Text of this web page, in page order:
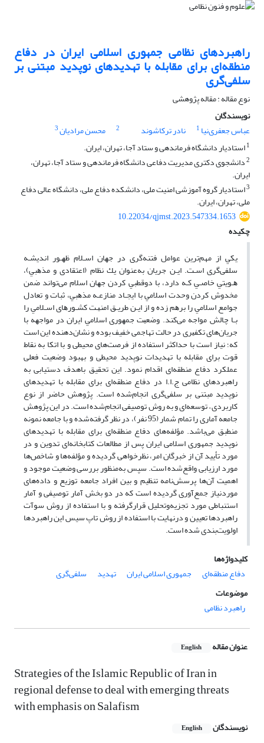
راهبردهای نظامی جمهوری اسلامی ایران در دفاع
منطقه‌ای برای مقابله با تهدیدهای نوپدید مبتنی بر
سلفی‌گری
نوع مقاله : مقاله پژوهشی
نویسندگان
عباس جعفری‌نیا 1 نادر ترکاشوند 2 محسن مرادیان3
1استادیار دانشگاه فرماندهی و ستاد آجا، تهران، ایران.
2دانشجوی دکتری مدیریت دفاعی دانشگاه فرماندهی و ستاد آجا، تهران،
ایران.
3استادیار گروه آموزشی امنیت ملی، دانشکده دفاع ملی، دانشگاه عالی دفاع
ملی، تهران، ایران.
10.22034/qjmst.2023.547334.1653
چکیده
ﻳﻜﻲ از مهم‌ترین ﻋﻮاﻣﻞ فتنه‌گری در ﺟﻬﺎن اﺳـﻼم ﻇﻬـﻮر اﻧﺪﻳﺸـﻪ
سلفی‌گری اﺳـﺖ. اﻳـﻦ ﺟﺮﻳﺎن به‌عنوان ﻳﻚ ﻧﻈﺎم (اﻋﺘﻘﺎدی و ﻣﺬﻫﺒﻲ)،
ﻫـﻮﻳﺘﻲ ﺧﺎﺻـﻲ ﻛـﻪ دارد، ﺑﺎ دوﻗﻄﺒﻲ ﻛﺮدن ﺟﻬﺎن اﺳﻼم می‌تواند ﺿﻤﻦ
ﻣﺨﺪوش ﻛﺮدن وﺣﺪت اﺳﻼﻣﻲ ﺑﺎ اﻳﺠـﺎد ﻣﻨﺎزﻋـﻪ ﻣﺬﻫﺒﻲ، ﺛﺒﺎت و ﺗﻌﺎدل
ﺟﻮاﻣﻊ اﺳﻼﻣﻲ را ﺑﺮﻫﻢ زده و از اﻳـﻦ ﻃﺮﻳـﻖ اﻣﻨﻴـﺖ ﻛﺸـﻮرﻫﺎی اﺳـﻼﻣﻲ را
ﺑـﺎ ﭼﺎﻟﺶ ﻣﻮاﺟﻪ می‌کند. وﺿﻌﻴﺖ ﺟﻤﻬﻮری اﺳﻼﻣﻲ اﻳﺮان در ﻣﻮاﺟﻬﻪ ﺑﺎ
جریان‌های ﺗﻜﻔﻴﺮی در حالت تهاجمی خفیف بوده و نشان‌دهنده‌ این است
که؛ نیاز است با حداکثر استفاده از فرصت‌های محیطی و با اتکا به نقاط
قوت برای مقابله با تهدیدات نوپدید محیطی و بهبود وضعیت فعلی
عملکرد دفاع منطقه‌ای اقدام نمود. این تحقیق باهدف دستیابی به
راهبردهای نظامی ج.ا.ا در دفاع منطقه‌ای برای مقابله با تهدیدهای
نوپدید مبتنی بر سلفی‌گری انجام‌شده است. پژوهش حاضر از نوع
کاربردی – توسعه‌ای و به روش توصیفی انجام‌شده است. در این پژوهش
جامعه آماری را تمام شمار (95 نفر)، در نظر گرفته‌شده و با جامعه نمونه
منطبق می‌باشد. مؤلفه‌های دفاع منطقه‌ای برای مقابله با تهدیدهای
نوپدید جمهوری اسلامی ایران پس از مطالعات کتابخانه‌ای تدوین و در
مورد تأیید آن از خبرگان امر، نظرخواهی گردیده و مؤلفه‌ها و شاخص‌ها
مورد ارزیابی واقع‌شده است. سپس به‌منظور بررسی وضعیت موجود و
اهمیت آن‌ها پرسش‌نامه تنظیم و بین افراد جامعه توزیع و داده‌های
موردنیاز جمع‌آوری گردیده است که در دو بخش آمار توصیفی و آمار
استنباطی مورد تجزیه‌وتحلیل قرارگرفته و با استفاده از روش سوآت
راهبردها تعیین و درنهایت با استفاده از روش تاپ سیس این راهبردها
اولویت‌بندی شده است.
کلیدواژه‌ها
دفاع منطقه‌ای
جمهوری اسلامی ایران تهدید
سلفی‌گری
موضوعات
راهبرد نظامی
عنوان مقاله English
Strategies of the Islamic Republic of Iran in
regional defense to deal with emerging threats
with emphasis on Salafism
نویسندگان English